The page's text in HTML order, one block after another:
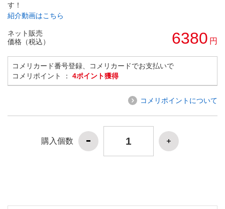
す！
紹介動画はこちら
ネット販売
価格（税込）
6380 円
コメリカード番号登録、コメリカードでお支払いで
コメリポイント ： 4ポイント獲得
コメリポイントについて
購入個数